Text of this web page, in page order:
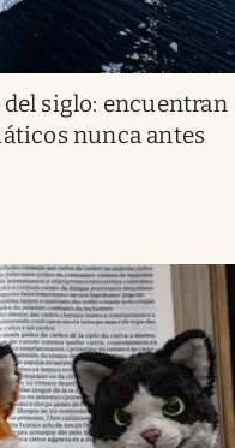
siglo: encuentran
nunca antes